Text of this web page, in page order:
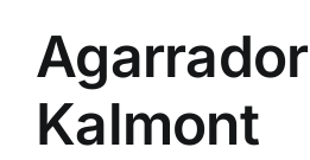
Agarrador
Kalmont